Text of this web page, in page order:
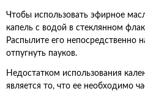
Чтобы использовать эфирное
капель с водой в стеклянном
Распылите его непосредственно
отпугнуть пауков.
Недостатком использования
является то, что ее необходимо